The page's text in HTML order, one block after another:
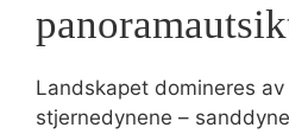
Landskapet domineres
stjernedynene –